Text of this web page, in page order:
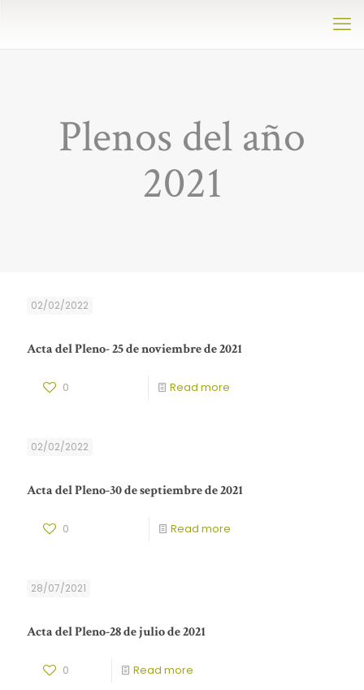
Plenos del año
2021
02/02/2022
Acta del Pleno- 25 de noviembre de 2021
0 Read more
02/02/2022
Acta del Pleno-30 de septiembre de 2021
0 Read more
28/07/2021
Acta del Pleno-28 de julio de 2021
0 Read more